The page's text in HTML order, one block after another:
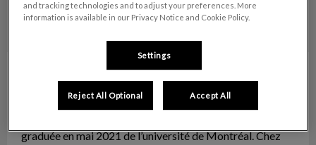
Dre Amélie LalibertéVétérinaire – Grands
Animaux
graduée en mai 2021 de l’université de Montréal. Chez
and tracking technologies and to adjust your preferences. More
information is available in our Privacy Notice and Cookie Policy.
Settings
Reject All Optional Accept All